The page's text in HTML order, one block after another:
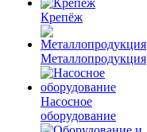
Крепёж
Металлопродукция
Насосное
оборудование